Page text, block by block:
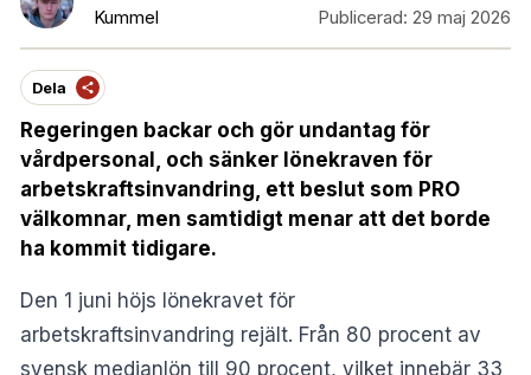
Kummel
Publicerad: 29 maj 2026
Dela
Regeringen backar och gör undantag för
vårdpersonal, och sänker lönekraven för
arbetskraftsinvandring, ett beslut som PRO
välkomnar, men samtidigt menar att det borde
ha kommit tidigare.
Den 1 juni höjs lönekravet för
arbetskraftsinvandring rejält. Från 80 procent av
svensk medianlön till 90 procent, vilket innebär 33